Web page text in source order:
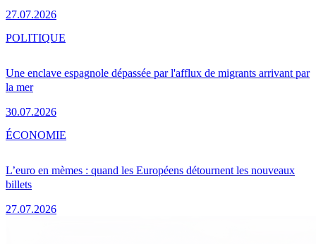
27.07.2026
Une enclave espagnole dépassée par l'afflux de migrants arrivant par
la mer
30.07.2026
POLITIQUE
L’euro en mèmes : quand les Européens détournent les nouveaux
billets
27.07.2026
ÉCONOMIE